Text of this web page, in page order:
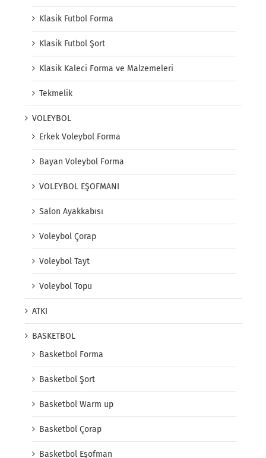
Klasik Futbol Forma
Klasik Futbol Şort
Klasik Kaleci Forma ve Malzemeleri
Tekmelik
VOLEYBOL
Erkek Voleybol Forma
Bayan Voleybol Forma
VOLEYBOL EŞOFMANI
Salon Ayakkabısı
Voleybol Çorap
Voleybol Tayt
Voleybol Topu
ATKI
BASKETBOL
Basketbol Forma
Basketbol Şort
Basketbol Warm up
Basketbol Çorap
Basketbol Eşofman